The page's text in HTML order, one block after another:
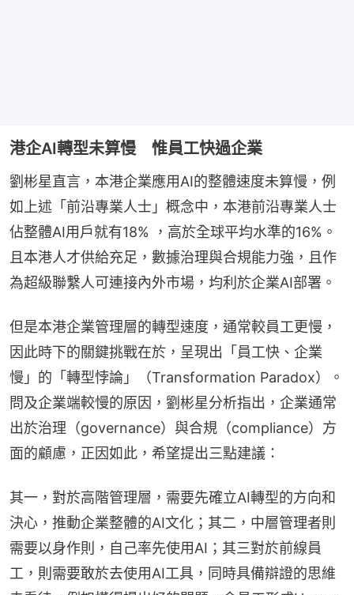
港企AI轉型未算慢 惟員工快過企業
劉彬星直言，本港企業應用AI的整體速度未算慢，例
如上述「前沿專業人士」概念中，本港前沿專業人士
佔整體AI用戶就有18% ，高於全球平均水準的16%。
且本港人才供給充足，數據治理與合規能力強，且作
為超級聯繫人可連接內外市場，均利於企業AI部署。
但是本港企業管理層的轉型速度，通常較員工更慢，
因此時下的關鍵挑戰在於，呈現出「員工快、企業
慢」的「轉型悖論」（Transformation Paradox）。
問及企業端較慢的原因，劉彬星分析指出，企業通常
出於治理（governance）與合規（compliance）方
面的顧慮，正因如此，希望提出三點建議：
其一，對於高階管理層，需要先確立AI轉型的方向和
決心，推動企業整體的AI文化；其二，中層管理者則
需要以身作則，自己率先使用AI；其三對於前線員
工，則需要敢於去使用AI工具，同時具備辯證的思維